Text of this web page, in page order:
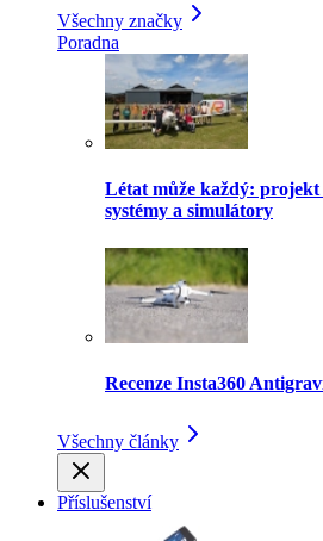
Všechny značky
Poradna
Létat může každý:
systémy a simulátory
Recenze Insta360
Všechny články
Příslušenství